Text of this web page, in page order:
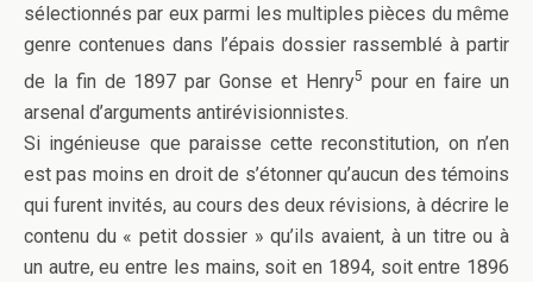
sélectionnés par eux parmi les multiples pièces du même
genre contenues dans l’épais dossier rassemblé à partir
de la fin de 1897 par Gonse et Henry5 pour en faire un
arsenal d’arguments antirévisionnistes.
Si ingénieuse que paraisse cette reconstitution, on n’en
est pas moins en droit de s’étonner qu’aucun des témoins
qui furent invités, au cours des deux révisions, à décrire le
contenu du « petit dossier » qu’ils avaient, à un titre ou à
un autre, eu entre les mains, soit en 1894, soit entre 1896